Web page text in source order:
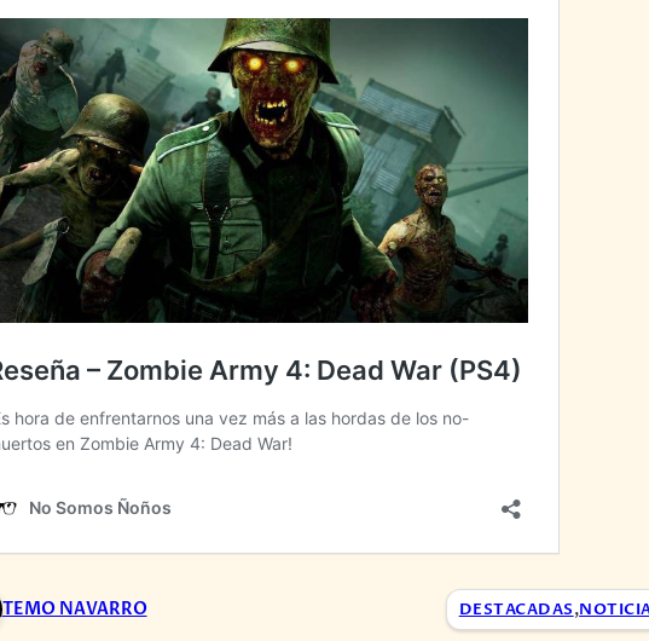
TEMO NAVARRO DESTACADAS,